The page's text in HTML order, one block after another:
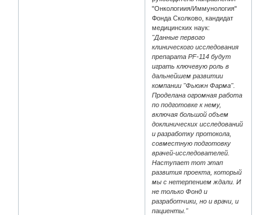
"Онкологиия/Иммунология"
Фонда Сколково, кандидат
медицинских наук:
"Данные первого
клинического исследования
препарата PF-114 будут
играть ключевую роль в
дальнейшем развитии
компании "Фьюжн Фарма".
Проделана огромная работа
по подготовке к нему,
включая большой объем
доклинических исследований
и разработку протокола,
совместную подготовку
врачей-исследователей.
Наступает тот этап
развития проекта, который
мы с нетерпением ждали. И
не только Фонд и
разработчики, но и врачи, и
пациенты."